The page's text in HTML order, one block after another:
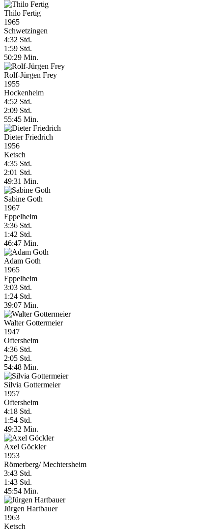
Thilo Fertig
1965
Schwetzingen
4:32 Std.
1:59 Std.
50:29 Min.
Rolf-Jürgen Frey
1955
Hockenheim
4:52 Std.
2:09 Std.
55:45 Min.
Dieter Friedrich
1956
Ketsch
4:35 Std.
2:01 Std.
49:31 Min.
Sabine Goth
1967
Eppelheim
3:36 Std.
1:42 Std.
46:47 Min.
Adam Goth
1965
Eppelheim
3:03 Std.
1:24 Std.
39:07 Min.
Walter Gottermeier
1947
Oftersheim
4:36 Std.
2:05 Std.
54:48 Min.
Silvia Gottermeier
1957
Oftersheim
4:18 Std.
1:54 Std.
49:32 Min.
Axel Göckler
1953
Römerberg/ Mechtersheim
3:43 Std.
1:43 Std.
45:54 Min.
Jürgen Hartbauer
1963
Ketsch